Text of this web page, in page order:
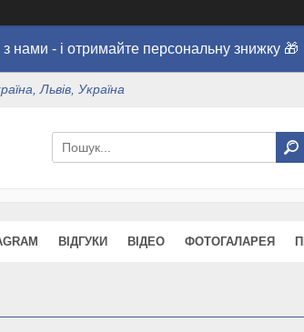
з нами - і отримайте персональну знижку 🎁
Львів, Україна
ВІДГУКИ ВІДЕО ФОТОГАЛАРЕЯ